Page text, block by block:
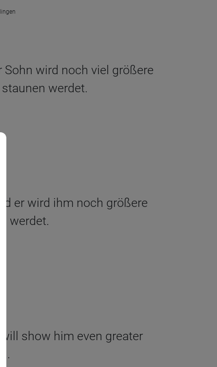
Sohn wird noch viel größere
werdet.
er wird ihm noch größere
werdet.
show him even greater